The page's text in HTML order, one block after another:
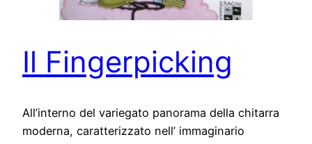
Il Fingerpicking
All’interno del variegato panorama della chitarra
moderna, caratterizzato nell’ immaginario